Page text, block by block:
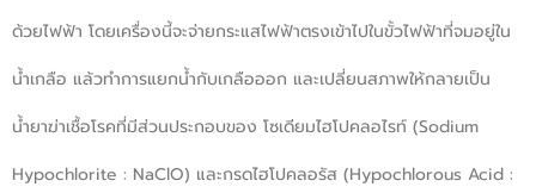
ด้วยไฟฟ้า โดยเครื่องนี้จะจ่ายกระแสไฟฟ้าตรงเข้าไปในขั้วไฟฟ้าที่จมอยู่ใน
น้ำเกลือ แล้วทําการแยกน้ำกับเกลือออก และเปลี่ยนสภาพให้กลายเป็น
น้ำยาฆ่าเชื้อโรคที่มีส่วนประกอบของ โซเดียมไฮโปคลอไรท์ (Sodium
Hypochlorite : NaClO) และกรดไฮโปคลอรัส (Hypochlorous Acid :